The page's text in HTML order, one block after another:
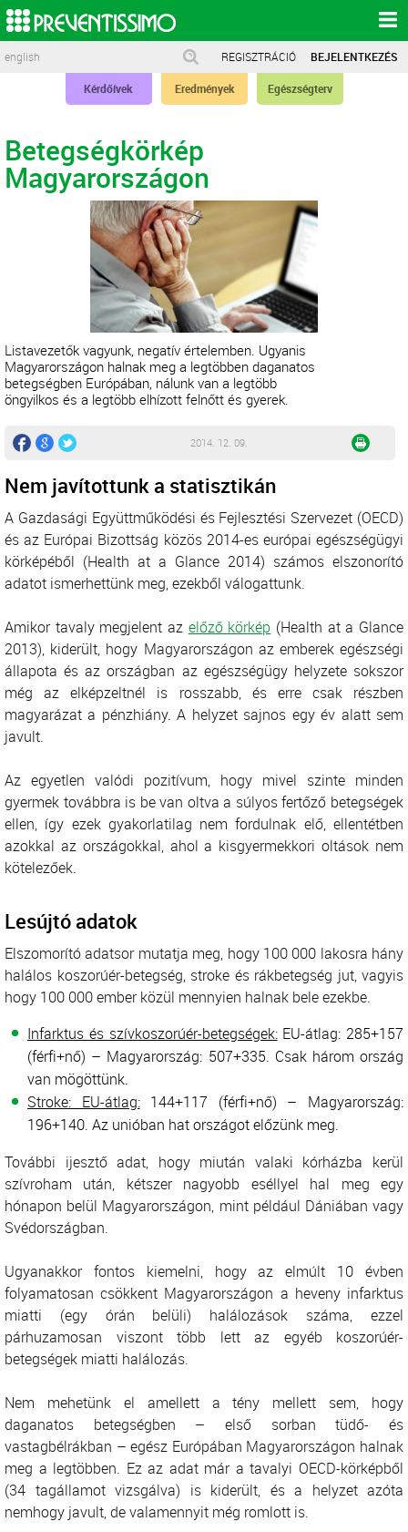
english REGISZTRÁCIÓ BEJELENTKEZÉS
Kérdőívek Eredmények Egészségterv
Betegségkörkép
Magyarországon
Listavezetők vagyunk, negatív értelemben. Ugyanis
Magyarországon halnak meg a legtöbben daganatos
betegségben Európában, nálunk van a legtöbb
öngyilkos és a legtöbb elhízott felnőtt és gyerek.
2014. 12. 09.
Nem javítottunk a statisztikán
A Gazdasági Együttműködési és Fejlesztési Szervezet (OECD)
és az Európai Bizottság közös 2014-es európai egészségügyi
körképéből (Health at a Glance 2014) számos elszonorító
adatot ismerhettünk meg, ezekből válogattunk.
Amikor tavaly megjelent az előző körkép (Health at a Glance
2013), kiderült, hogy Magyarországon az emberek egészségi
állapota és az országban az egészségügy helyzete sokszor
még az elképzeltnél is rosszabb, és erre csak részben
magyarázat a pénzhiány. A helyzet sajnos egy év alatt sem
javult.
Az egyetlen valódi pozitívum, hogy mivel szinte minden
gyermek továbbra is be van oltva a súlyos fertőző betegségek
ellen, így ezek gyakorlatilag nem fordulnak elő, ellentétben
azokkal az országokkal, ahol a kisgyermekkori oltások nem
kötelezőek.
Lesújtó adatok
Elszomorító adatsor mutatja meg, hogy 100 000 lakosra hány
halálos koszorúér-betegség, stroke és rákbetegség jut, vagyis
hogy 100 000 ember közül mennyien halnak bele ezekbe.
Infarktus és szívkoszorúér-betegségek:EU-átlag: 285+157
(férfi+nő) – Magyarország: 507+335. Csak három ország
van mögöttünk.
Stroke: EU-átlag:144+117 (férfi+nő) – Magyarország:
196+140. Az unióban hat országot előzünk meg.
További ijesztő adat, hogy miután valaki kórházba kerül
szívroham után, kétszer nagyobb eséllyel hal meg egy
hónapon belül Magyarországon, mint például Dániában vagy
Svédországban.
Ugyanakkor fontos kiemelni, hogy az elmúlt 10 évben
folyamatosan csökkent Magyarországon a heveny infarktus
miatti (egy órán belüli) halálozások száma, ezzel
párhuzamosan viszont több lett az egyéb koszorúér-
betegségek miatti halálozás.
Nem mehetünk el amellett a tény mellett sem, hogy
daganatos betegségben – első sorban tüdő- és
vastagbélrákban – egész Európában Magyarországon halnak
meg a legtöbben. Ez az adat már a tavalyi OECD-körképből
(34 tagállamot vizsgálva) is kiderült, és a helyzet azóta
nemhogy javult, de valamennyit még romlott is.